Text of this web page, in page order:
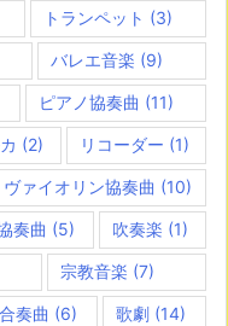
トランペット (3)
バレエ音楽 (9)
ピアノ協奏曲 (11)
(2) リコーダー (1)
ヴァイオリン協奏曲 (10)
奏曲 (5) 吹奏楽 (1)
宗教音楽 (7)
奏曲 (6) 歌劇(14)